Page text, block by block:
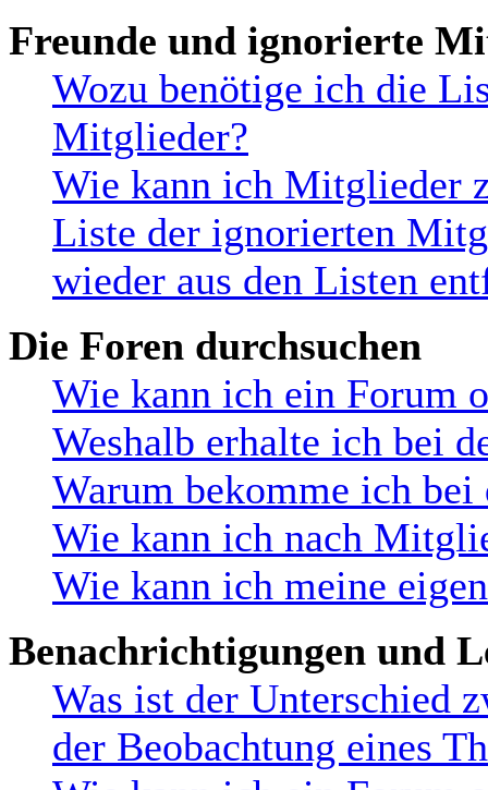
Freunde und ignorierte
Wozu benötige ich die
Mitglieder?
Wie kann ich Mitglieder
Liste der ignorierten
wieder aus den Listen
Die Foren durchsuchen
Wie kann ich ein Forum
Weshalb erhalte ich bei
Warum bekomme ich bei
Wie kann ich nach
Wie kann ich meine
Benachrichtigungen und
Was ist der Unterschied
der Beobachtung eines